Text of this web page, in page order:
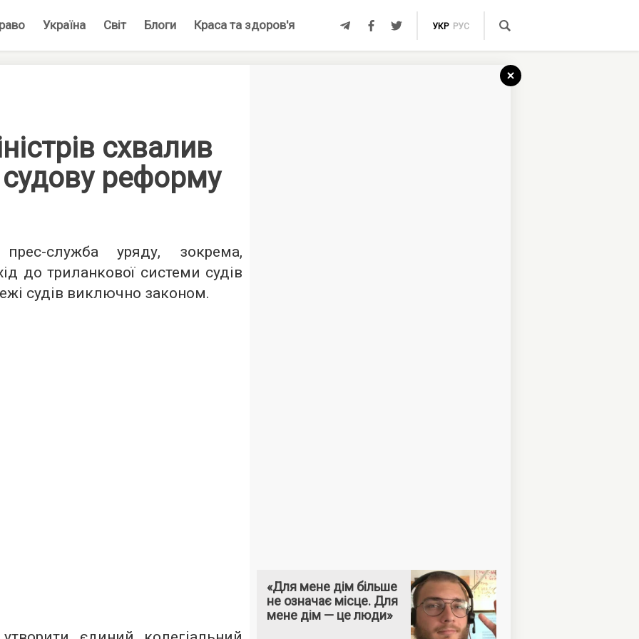
Україна Світ Блоги Краса та здоров'я УКР РУС
схвалив
реформу
прес-служба уряду, зокрема,
до триланкової системи судів
судів виключно законом.
«Для мене дім більше
не означає місце. Для
мене дім — це люди»